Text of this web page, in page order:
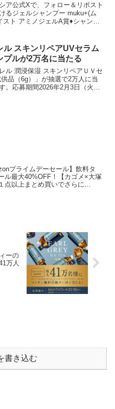
ア公式Xで、フォロー＆リポスト
るジェルシャンプー muku+(ム
スト アミノジェルA賞♦︎シャンプ
当たります。【応募方法】 ...
ル スキンリペアUVセラム
プルが2万名に当たる
レル 潤浸保湿 スキンリペアＵＶセ
品（6g）」が抽選で2万人に当
。応募期間2026年2月3日（火）
プライムデーセール】飲料タ
ル最大40%OFF！【カゴメ×大塚
点以上まとめ買いでさらに
ーの
万人
書き込む